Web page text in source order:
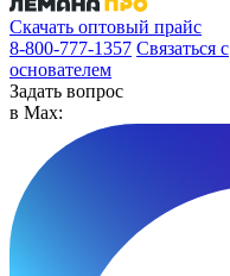
Скачать оптовый прайс
8-800-777-1357 Связаться с
основателем
Задать вопрос
в Max: